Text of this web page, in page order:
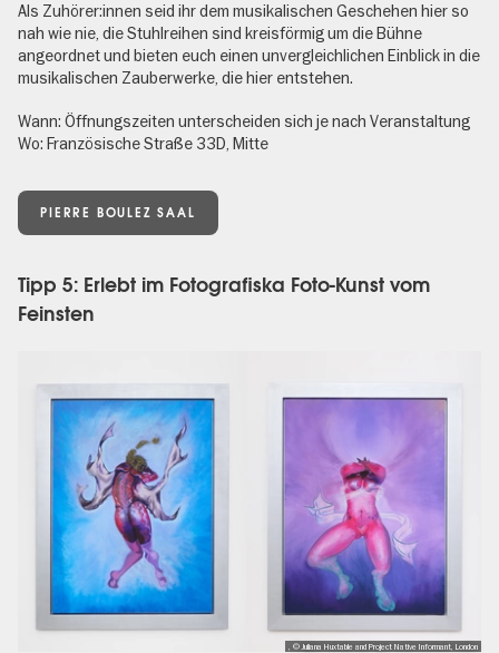
Als Zuhörer:innen seid ihr dem musikalischen Geschehen hier so
nah wie nie, die Stuhlreihen sind kreisförmig um die Bühne
angeordnet und bieten euch einen unvergleichlichen Einblick in die
musikalischen Zauberwerke, die hier entstehen.
Wann: Öffnungszeiten unterscheiden sich je nach Veranstaltung
Wo: Französische Straße 33D, Mitte
PIERRE BOULEZ SAAL
Tipp 5: Erlebt im Fotografiska Foto-Kunst vom
Feinsten
, © Juliana Huxtable and Project Native Informant, London